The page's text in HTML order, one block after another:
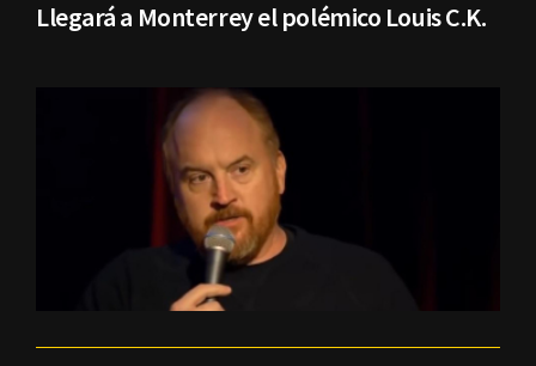
Llegará a Monterrey el polémico Louis C.K.